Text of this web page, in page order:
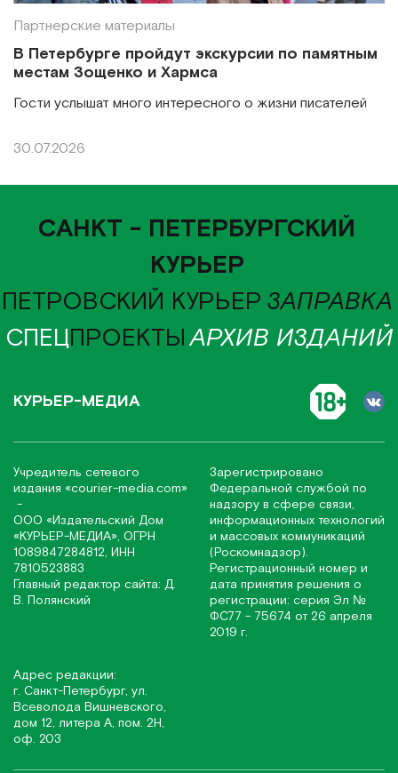
Партнерские материалы
В Петербурге пройдут экскурсии по памятным
местам Зощенко и Хармса
Гости услышат много интересного о жизни писателей
30.07.2026
САНКТ - ПЕТЕРБУРГСКИЙ
КУРЬЕР
ПЕТРОВСКИЙ КУРЬЕР ЗАПРАВКА
СПЕЦПРОЕКТЫАРХИВ ИЗДАНИЙ
КУРЬЕР-МЕДИА
Учредитель сетевого
издания «соurier-media.com»
-
ООО «Издательский Дом
«КУРЬЕР-МЕДИА», ОГРН
1089847284812, ИНН
7810523883
Главный редактор сайта: Д.
В. Полянский
Зарегистрировано
Федеральной службой по
надзору в сфере связи,
информационных технологий
и массовых коммуникаций
(Роскомнадзор).
Регистрационный номер и
дата принятия решения о
регистрации: серия Эл №
ФС77 - 75674 от 26 апреля
2019 г.
Адрес редакции:
г. Санкт-Петербург, ул.
Всеволода Вишневского,
дом 12, литера А, пом. 2Н,
оф. 203